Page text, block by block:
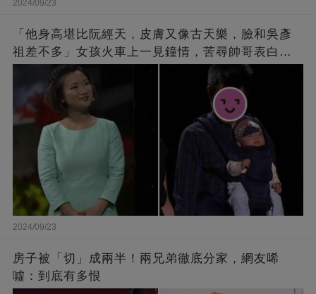
2024/09/23
「他身高堪比阮經天，皮膚又像古天樂，臉和吳彥
祖差不多」女孩火車上一見鐘情，苦尋帥哥表白，
最后卻尷尬不已
2024/09/23
房子被「切」成兩半！兩兄弟徹底分家，網友唏
噓：到底有多恨